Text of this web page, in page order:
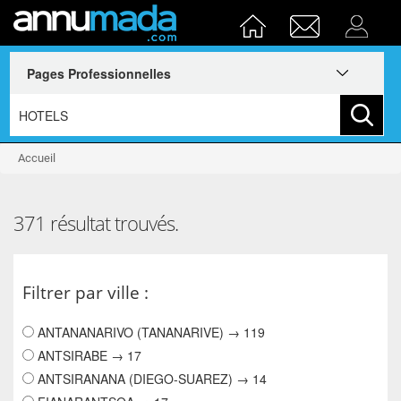
Accueil
371 résultat trouvés.
Filtrer par ville :
ANTANANARIVO (TANANARIVE) → 119
ANTSIRABE → 17
ANTSIRANANA (DIEGO-SUAREZ) → 14